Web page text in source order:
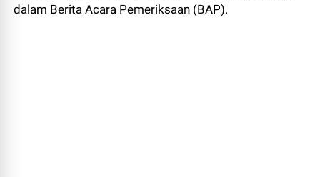
dalam Berita Acara Pemeriksaan (BAP).